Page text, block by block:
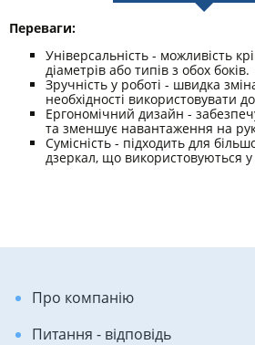
Переваги:
Універсальність - можливість
діаметрів або типів з обох боків.
Зручність у роботі - швидка
необхідності використовувати
Ергономічний дизайн -
та зменшує навантаження на
Сумісність - підходить для
дзеркал, що використовуються у
Про компанію
Питання - відповідь